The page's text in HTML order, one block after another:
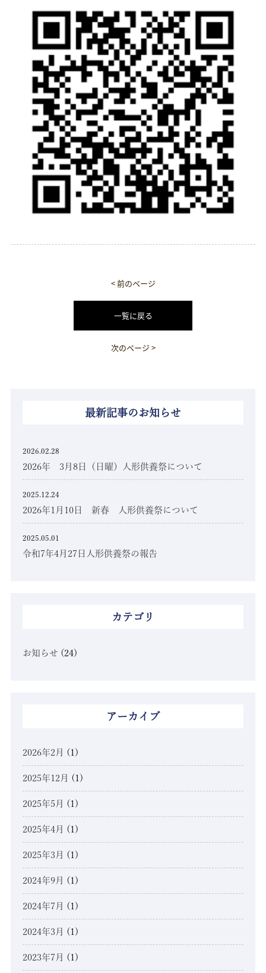
< 前のページ
一覧に戻る
次のページ >
最新記事のお知らせ
2026.02.28
2026年 3月8日（日曜）人形供養祭について
2025.12.24
2026年1月10日 新春 人形供養祭について
2025.05.01
令和7年4月27日人形供養祭の報告
カテゴリ
お知らせ (24)
アーカイブ
2026年2月 (1)
2025年12月 (1)
2025年5月 (1)
2025年4月 (1)
2025年3月 (1)
2024年9月 (1)
2024年7月 (1)
2024年3月 (1)
2023年7月 (1)